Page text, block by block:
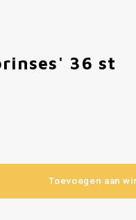
36 st
Toevoegen aan